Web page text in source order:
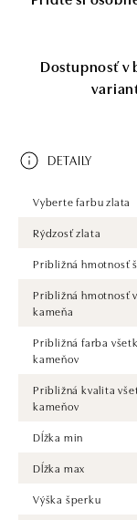
Dostupnosť v
DETAILY
Vyberte farbu zlata
Rýdzosť zlata
Približná hmotnosť
Približná hmotnosť
kameňa
Približná farba
kameňov
Približná kvalita
kameňov
Dĺžka min
Dĺžka max
Výška šperku